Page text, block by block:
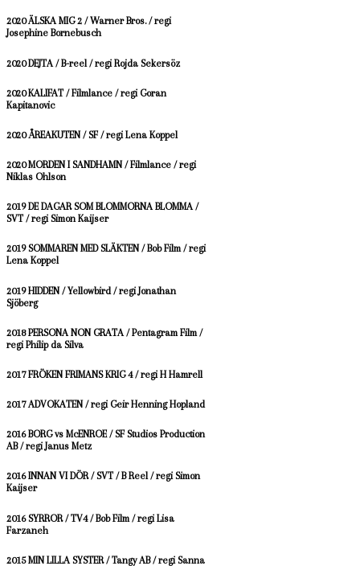
2020 ÄLSKA MIG 2 / Warner Bros. / regi
Josephine Bornebusch
2020 DEJTA / B-reel / regi Rojda Sekersöz
2020 KALIFAT / Filmlance / regi Goran
Kapitanovic
2020 ÅREAKUTEN / SF / regi Lena Koppel
2020 MORDEN I SANDHAMN / Filmlance / regi
Niklas Ohlson
2019 DE DAGAR SOM BLOMMORNA BLOMMA /
SVT / regi Simon Kaijser
2019 SOMMAREN MED SLÄKTEN / Bob Film / regi
Lena Koppel
2019 HIDDEN / Yellowbird / regi Jonathan
Sjöberg
2018 PERSONA NON GRATA / Pentagram Film /
regi Philip da Silva
2017 FRÖKEN FRIMANS KRIG 4 / regi H Hamrell
2017 ADVOKATEN / regi Geir Henning Hopland
2016 BORG vs McENROE / SF Studios Production
AB / regi Janus Metz
2016 INNAN VI DÖR / SVT / B Reel / regi Simon
Kaijser
2016 SYRROR / TV4 / Bob Film / regi Lisa
Farzaneh
2015 MIN LILLA SYSTER / Tangy AB / regi Sanna